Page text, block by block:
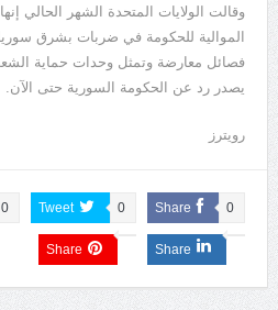
وقالت الولايات المتحدة الشهر الحالي
الموالية للحكومة في ضربات بشرق سوريا
فصائل معارضة وتمثل وحدات حماية
يصدر رد عن الحكومة السورية حتى الآن.
رويترز
Share 0
Tweet 0
0
Share
Share